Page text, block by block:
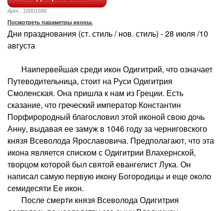
Арт.: 10001688
Посмотреть параметры иконы.
Дни празднования (ст. стиль / нов. стиль) - 28 июля /10
августа
Наипервейшая среди икон Одигитрий, что означает
Путеводительница, стоит на Руси Одигитрия
Смоленская. Она пришла к нам из Греции. Есть
сказание, что греческий император Константин
Порфирородный благословил этой иконой свою дочь
Анну, выдавая ее замуж в 1046 году за черниговского
князя Всеволода Ярославовича. Предполагают, что эта
икона является списком с Одигитрии Влахернской,
творцом которой был святой евангелист Лука. Он
написал самую первую икону Богородицы и еще около
семидесяти Ее икон.
После смерти князя Всеволода Одигитрия